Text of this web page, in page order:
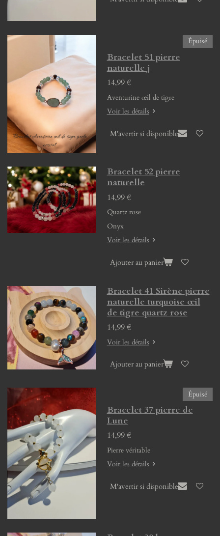
Épuisé
Bracelet 51 pierre
naturelle j
14,99 €
Aventurine œil de tigre
Voir les détails
M'avertir si disponible
Bracelet 52 pierre
naturelle
14,99 €
Quartz rose
Onyx
Voir les détails
Ajouter au panier
Bracelet 41 Sirène pierre
naturelle turquoise œil
de tigre quartz rose
14,99 €
Voir les détails
Ajouter au panier
Épuisé
Bracelet 37 pierre de
Lune
14,99 €
Pierre véritable
Voir les détails
M'avertir si disponible